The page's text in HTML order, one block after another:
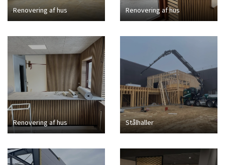
Renovering af hus Renovering af hus
Renovering af hus Stålhaller